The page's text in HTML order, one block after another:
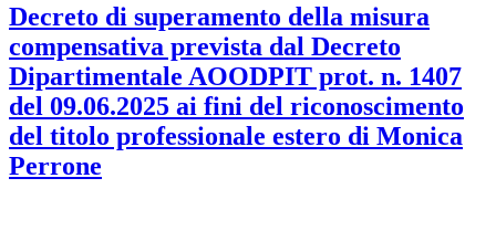
Decreto di superamento della misura
compensativa prevista dal Decreto
Dipartimentale AOODPIT prot. n. 1407
del 09.06.2025 ai fini del riconoscimento
del titolo professionale estero di Monica
Perrone